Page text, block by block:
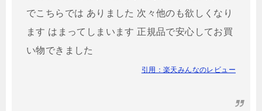
でこちらでは ありました 次々他のも欲しくなり
ます はまってしまいます 正規品で安心してお買
い物できました
引用：楽天みんなのレビュー